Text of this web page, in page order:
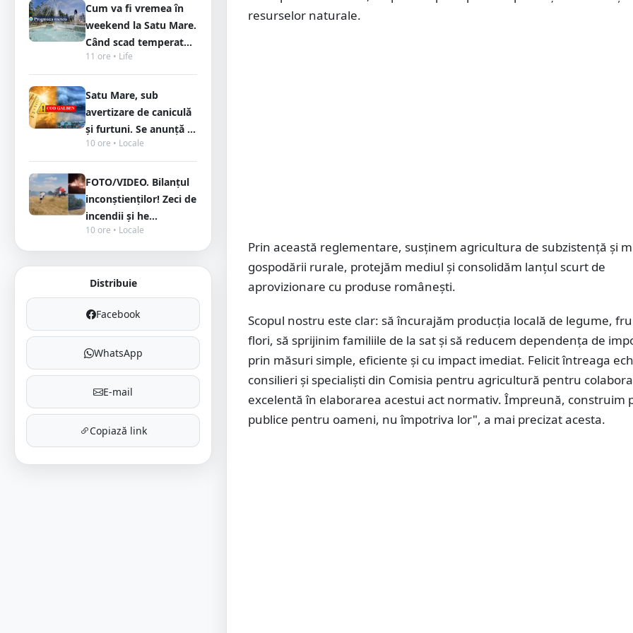
Cum va fi vremea în
weekend la Satu Mare.
Când scad temperat...
11 ore • Life
Satu Mare, sub
avertizare de caniculă
și furtuni. Se anunță ...
10 ore • Locale
FOTO/VIDEO. Bilanțul
inconștienților! Zeci de
incendii și he...
10 ore • Locale
Distribuie
Facebook
WhatsApp
E-mail
Copiază link
resurselor naturale.
Prin această reglementare, susținem agricultura de subzistență și
gospodării rurale, protejăm mediul și consolidăm lanțul scurt de
aprovizionare cu produse românești.
Scopul nostru este clar: să încurajăm producția locală de legume,
flori, să sprijinim familiile de la sat și să reducem dependența de
prin măsuri simple, eficiente și cu impact imediat. Felicit întreaga
consilieri și specialiști din Comisia pentru agricultură pentru
excelentă în elaborarea acestui act normativ. Împreună, construim
publice pentru oameni, nu împotriva lor", a mai precizat acesta.